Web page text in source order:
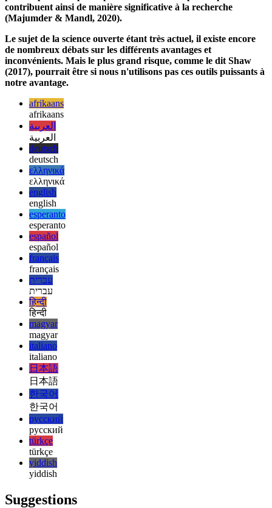
public, le discours ouvert permet de reconnaître les erreurs à un
stade précoce et de retirer plus tôt les études comportant des
erreurs. En fin de compte, bon nombre des prépublications
passent plus tard par le processus d'examen par les pairs et
contribuent ainsi de manière significative à la recherche
(Majumder & Mandl, 2020).
Le sujet de la science ouverte étant très actuel, il existe encore
de nombreux débats sur les différents avantages et
inconvénients. Mais le plus grand risque, comme le dit Shaw
(2017), pourrait être si nous n'utilisons pas ces outils puissants à
notre avantage.
afrikaans
afrikaans
العربية
العربية
deutsch
deutsch
ελληνικά
ελληνικά
english
english
esperanto
esperanto
español
español
français
français
עברית
עברית
हिन्दी
हिन्दी
magyar
magyar
italiano
italiano
日本語
日本語
한국어
한국어
русский
русский
türkçe
yiddish